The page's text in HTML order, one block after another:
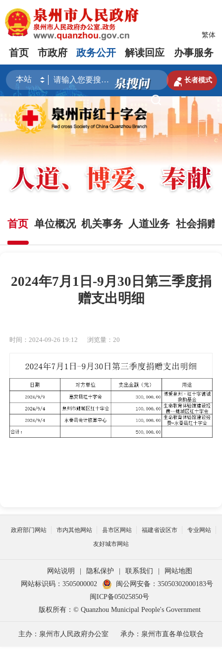
繁体
首页 市政府 政务公开 解读回应 办事服务

 长者模式
首页 单位概况 机关事务 人道业务 社会捐赠
2024年7月1日-9月30日第三季度捐
赠支出明细
时间：2024-09-26 19:12 浏览量： 20
政府部门网站 市内其他网站 县市区网站 福建省设区市
专业网站
友好城市网站
网站说明 | 隐私保护 | 联系我们 |
网站地图
网站标识码：3505000002
闽公网安备：35050302000183号
闽ICP备05025850号
版权所有：© Quanzhou Municipal People's Government
主办：泉州市人民政府办公室 承办：泉州市直各单位联合